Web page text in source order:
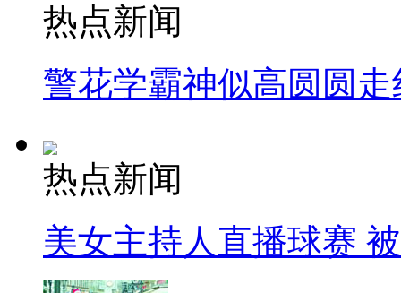
热点新闻
警花学霸神似高圆圆走
热点新闻
美女主持人直播球赛